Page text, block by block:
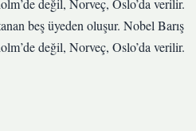
değil, Norveç, Oslo’da verilir.
beş üyeden oluşur. Nobel Barış
değil, Norveç, Oslo’da verilir.